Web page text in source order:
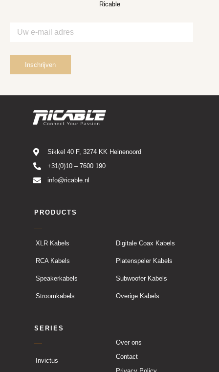
Ricable
Sikkel 40 F, 3274 KK Heinenoord
+31(0)10 – 7600 190
info@ricable.nl
PRODUCTS
SERIES
Digitale Coax Kabels
Platenspeler Kabels
Subwoofer Kabels
Overige Kabels
XLR Kabels
RCA Kabels
Speakerkabels
Stroomkabels
Invictus
Over ons
Contact